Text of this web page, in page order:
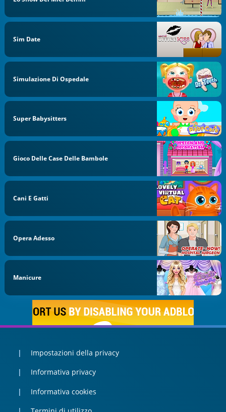
Sim Date
Simulazione Di Ospedale
Super Babysitters
Gioco Delle Case Delle Bambole
Cani E Gatti
Opera Adesso
Manicure
Impostazioni della privacy
Informativa privacy
Informativa cookies